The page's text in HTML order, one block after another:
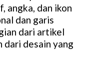
angka, dan ikon
dan garis
dari artikel
dari desain yang